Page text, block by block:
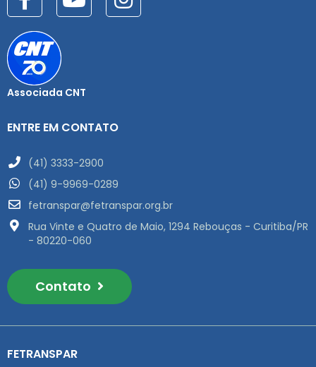
Associada CNT
ENTRE EM CONTATO
(41) 3333-2900
(41) 9-9969-0289
fetranspar@fetranspar.org.br
Rua Vinte e Quatro de Maio, 1294 Rebouças - Curitiba/PR
- 80220-060
Contato
FETRANSPAR